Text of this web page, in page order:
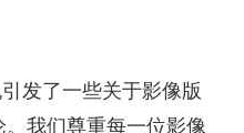
发了一些关于影像版
我们尊重每一位影像